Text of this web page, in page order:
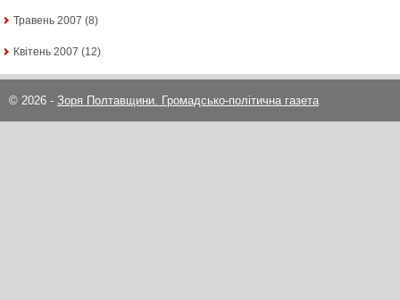
Травень 2007 (8)
Квітень 2007 (12)
© 2026 - Зоря Полтавщини. Громадсько-політична газета